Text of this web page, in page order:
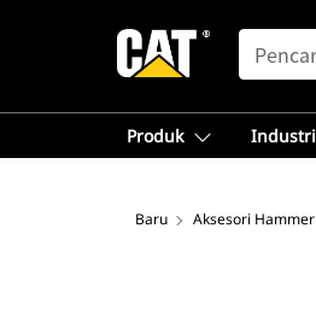
SEARCH
Produk Industri
Baru Aksesori Hammer